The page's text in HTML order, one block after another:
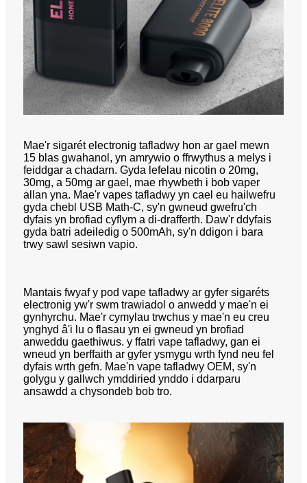
Mae'r sigarét electronig tafladwy hon ar gael mewn
15 blas gwahanol, yn amrywio o ffrwythus a melys i
feiddgar a chadarn. Gyda lefelau nicotin o 20mg,
30mg, a 50mg ar gael, mae rhywbeth i bob vaper
allan yna. Mae'r vapes tafladwy yn cael eu hailwefru
gyda chebl USB Math-C, sy'n gwneud gwefru'ch
dyfais yn brofiad cyflym a di-drafferth. Daw'r ddyfais
gyda batri adeiledig o 500mAh, sy'n ddigon i bara
trwy sawl sesiwn vapio.
Mantais fwyaf y pod vape tafladwy ar gyfer sigaréts
electronig yw'r swm trawiadol o anwedd y mae'n ei
gynhyrchu. Mae'r cymylau trwchus y mae'n eu creu
ynghyd â'i lu o flasau yn ei gwneud yn brofiad
anweddu gaethiwus. y ffatri vape tafladwy, gan ei
wneud yn berffaith ar gyfer ysmygu wrth fynd neu fel
dyfais wrth gefn. Mae'n vape tafladwy OEM, sy'n
golygu y gallwch ymddiried ynddo i ddarparu
ansawdd a chysondeb bob tro.